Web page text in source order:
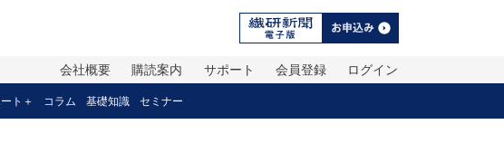
ログイン
会員登録
サポート
購読案内
会社概要
ト＋ コラム 基礎知識 セミナー